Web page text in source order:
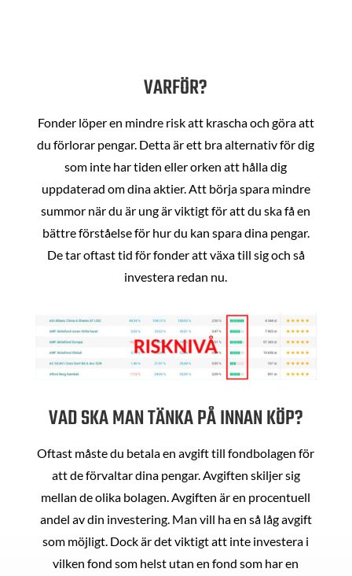
VARFÖR?
Fonder löper en mindre risk att krascha och göra att
du förlorar pengar. Detta är ett bra alternativ för dig
som inte har tiden eller orken att hålla dig
uppdaterad om dina aktier. Att börja spara mindre
summor när du är ung är viktigt för att du ska få en
bättre förståelse för hur du kan spara dina pengar.
De tar oftast tid för fonder att växa till sig och så
investera redan nu.
VAD SKA MAN TÄNKA PÅ INNAN KÖP?
Oftast måste du betala en avgift till fondbolagen för
att de förvaltar dina pengar. Avgiften skiljer sig
mellan de olika bolagen. Avgiften är en procentuell
andel av din investering. Man vill ha en så låg avgift
som möjligt. Dock är det viktigt att inte investera i
vilken fond som helst utan en fond som har en